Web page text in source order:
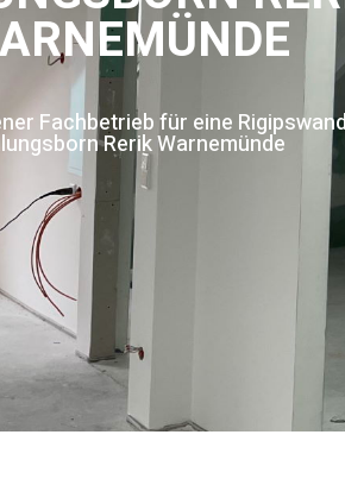
Fachbetrieb für eine
Rerik Warnemünde